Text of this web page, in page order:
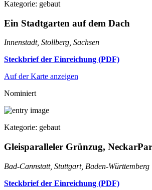
Kategorie: gebaut
Ein Stadtgarten auf dem Dach
Innenstadt, Stollberg, Sachsen
Steckbrief der Einreichung (PDF)
Auf der Karte anzeigen
Nominiert
Kategorie: gebaut
Gleisparalleler Grünzug,
Bad-Cannstatt, Stuttgart, Baden-Württemberg
Steckbrief der Einreichung (PDF)